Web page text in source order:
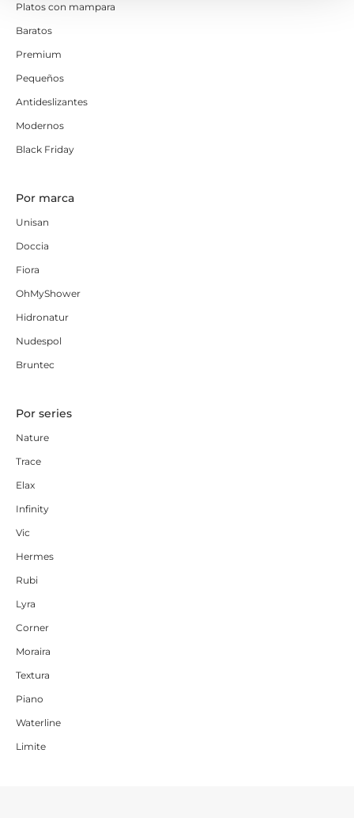
Platos con mampara
Baratos
Premium
Pequeños
Antideslizantes
Modernos
Black Friday
Por marca
Unisan
Doccia
Fiora
OhMyShower
Hidronatur
Nudespol
Bruntec
Por series
Nature
Trace
Elax
Infinity
Vic
Hermes
Rubi
Lyra
Corner
Moraira
Textura
Piano
Waterline
Limite